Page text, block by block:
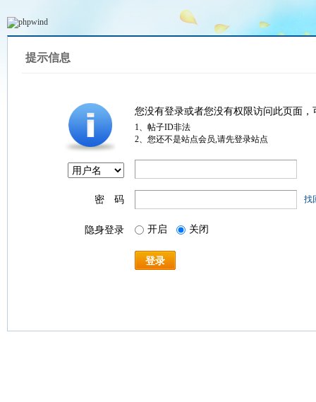
提示信息
您没有登录或者您没有权限访问此页面
1、帖子ID非法
2、您还不是站点会员,请先登录站点
密 码 找
隐身登录 开启 关闭
登录